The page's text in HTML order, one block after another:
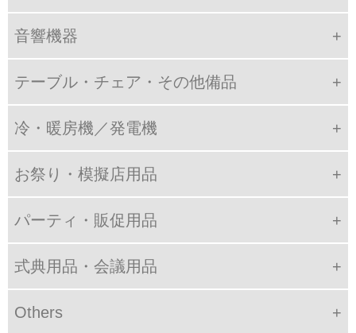
音響機器
テーブル・チェア・その他備品
冷・暖房機／発電機
お祭り・模擬店用品
パーティ・販促用品
式典用品・会議用品
Others